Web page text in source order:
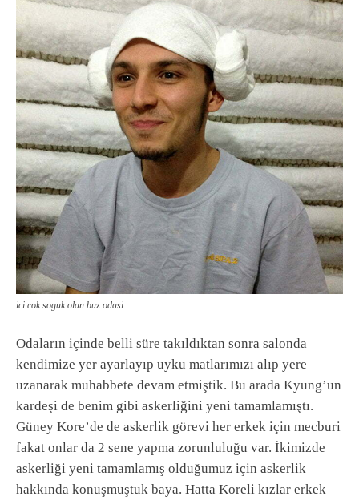
ici cok soguk olan buz odasi
Odaların içinde belli süre takıldıktan sonra salonda
kendimize yer ayarlayıp uyku matlarımızı alıp yere
uzanarak muhabbete devam etmiştik. Bu arada Kyung’un
kardeşi de benim gibi askerliğini yeni tamamlamıştı.
Güney Kore’de de askerlik görevi her erkek için mecburi
fakat onlar da 2 sene yapma zorunluluğu var. İkimizde
askerliği yeni tamamlamış olduğumuz için askerlik
hakkında konuşmuştuk baya. Hatta Koreli kızlar erkek